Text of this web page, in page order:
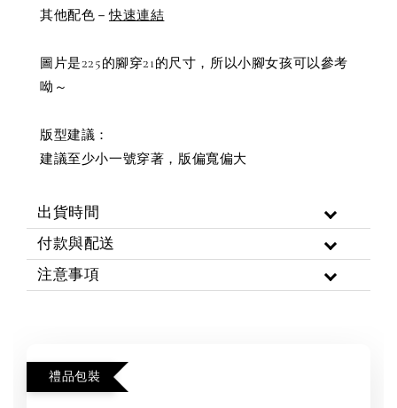
其他配色－快速連結
圖片是225的腳穿21的尺寸，所以小腳女孩可以參考
呦～
版型建議：
建議至少小一號穿著，版偏寬偏大
出貨時間
付款與配送
注意事項
禮品包裝